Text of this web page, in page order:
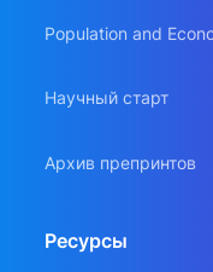
Population and
Научный старт
Архив препринтов
Ресурсы